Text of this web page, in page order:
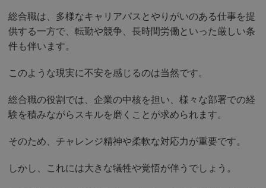
総合職は、多様なキャリアパスとやりがいのある仕事を提
供する一方で、転勤や競争、長時間労働といった厳しい条
件も伴います。
このような現実に不安を感じるのは当然です。
総合職の役割では、企業の中核を担い、様々な部署での経
験を積みながらスキルを磨くことが求められます。
そのため、チャレンジ精神や柔軟な対応力が重要です。
しかし、これには大きな犠牲や覚悟が伴うでしょう。